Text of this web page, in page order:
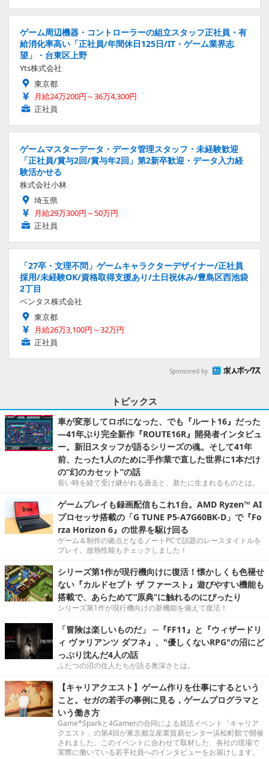
ゲーム周辺機器・コントローラーの組立スタッフ正社員・有
給消化率高い「正社員/年間休日125日/IT・ゲーム業界志
望」・台東区上野
Yts株式会社
東京都
月給24万200円～36万4,300円
正社員
ゲームマスターデータ・データ管理スタッフ・未経験歓迎
「正社員/賞与2回/賞与年2回」第2新卒歓迎・データ入力経
験活かせる
株式会社小林
埼玉県
月給29万300円～50万円
正社員
「27卒・文理不問」ゲームキャラクターデザイナー/正社員
採用/未経験OK/資格取得支援あり/土日祝休み/豊島区西池袋
2丁目
ベンタス株式会社
東京都
月給26万3,100円～32万円
正社員
Sponsored by
トピックス
車が変形してロボになった、でも『ルート16』だった
―41年ぶり完全新作『ROUTE16R』開発者インタビュ
ー。新旧スタッフが語るシリーズの魂。そして41年
前、たった1人のために手作業で直した世界に1本だけ
の“幻のカセット”の話
長い時を経て受け継がれる過去と、新たに生まれるものとは。
ゲームプレイも録画配信もこれ1台。AMD Ryzen™ AI
プロセッサ搭載の「G TUNE P5-A7G60BK-D」で『Fo
rza Horizon 6』の世界を駆け回る
ゲーム＆制作の拠点となるノートPCで話題のレースタイトルを
プレイ。放熱性能もチェックしました！
シリーズ第1作が現行機向けに復活！懐かしくも色褪せ
ない『カルドセプト ザ ファースト』遊びやすい機能も
搭載で、あらためて“原典”に触れるのにぴったり
シリーズ第1作が現行機向けの新機能を備えて復活！
「冒険は楽しいものだ」 ─『FF11』と『ウィザードリ
ィ ヴァリアンツ ダフネ』、"優しくないRPG"の沼にど
っぷり沈んだ4人の話
ふたつの沼の住人たちが語る奥深さとは。
【キャリアクエスト】ゲーム作りを仕事にするという
こと。セガの若手の事例に見る，ゲームプログラマと
いう働き方
Game*Sparkと4Gamerの合同による就活イベント「キャリア
クエスト」の第4回が東京都立産業貿易センター浜松町館で開催
されました。このイベントに合わせて取材した、各社の現場で
実際に働いている若手社員へのインタビューをお届けします。